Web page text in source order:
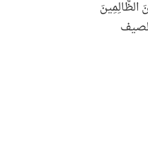
الظَّالِمِينَ